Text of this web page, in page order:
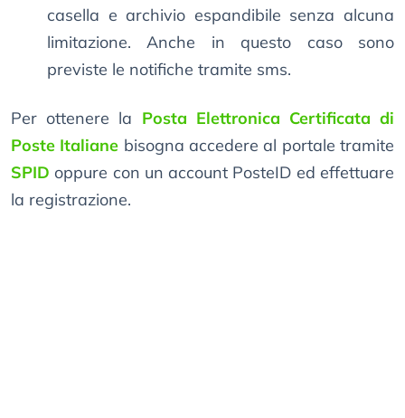
casella e archivio espandibile senza alcuna
limitazione. Anche in questo caso sono
previste le notifiche tramite sms.
Per ottenere la Posta Elettronica Certificata di
Poste Italiane bisogna accedere al portale tramite
SPID oppure con un account PosteID ed effettuare
la registrazione.